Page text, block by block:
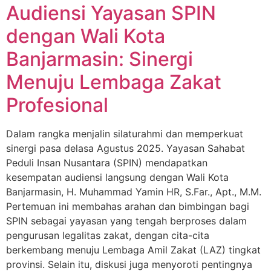
Audiensi Yayasan SPIN
dengan Wali Kota
Banjarmasin: Sinergi
Menuju Lembaga Zakat
Profesional
Dalam rangka menjalin silaturahmi dan memperkuat
sinergi pasa delasa Agustus 2025. Yayasan Sahabat
Peduli Insan Nusantara (SPIN) mendapatkan
kesempatan audiensi langsung dengan Wali Kota
Banjarmasin, H. Muhammad Yamin HR, S.Far., Apt., M.M.
Pertemuan ini membahas arahan dan bimbingan bagi
SPIN sebagai yayasan yang tengah berproses dalam
pengurusan legalitas zakat, dengan cita-cita
berkembang menuju Lembaga Amil Zakat (LAZ) tingkat
provinsi. Selain itu, diskusi juga menyoroti pentingnya